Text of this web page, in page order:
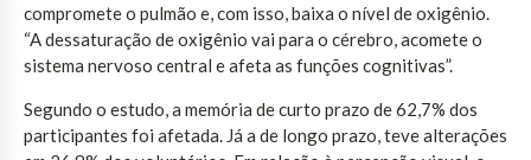
compromete o pulmão e, com isso, baixa o nível de oxigênio.
“A dessaturação de oxigênio vai para o cérebro, acomete o
sistema nervoso central e afeta as funções cognitivas”.
Segundo o estudo, a memória de curto prazo de 62,7% dos
participantes foi afetada. Já a de longo prazo, teve alterações